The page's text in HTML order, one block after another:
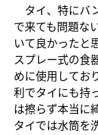
タイ、特にバ
で来ても問題な
いて良かったと
スプレー式の食
めに使用してお
利でタイにも持
は擦らず本当に
タイでは水筒を